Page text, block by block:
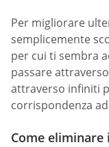
Per migliorare
semplicemente
per cui ti sembra
passare
attraverso infiniti
corrispondenza
Come eliminare